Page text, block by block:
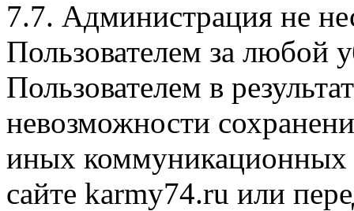
7.7. Администрация не
Пользователем за любой
Пользователем в
невозможности
иных
сайте karmy74.ru или